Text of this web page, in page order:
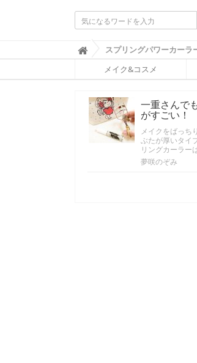
ふ
ぉ
ち
ん
F
メイク&コスメ
一重さんで
がすごい！
メイクをばっち
ぶたが厚いタイ
リングカーラー
夢咲のぞみ